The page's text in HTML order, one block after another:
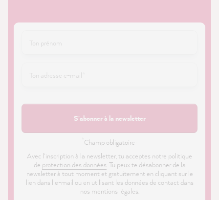
S'abonner à la newsletter
Champ obligatoire ·
Avec l'inscription à la newsletter, tu acceptes notre politique
de protection des données. Tu peux te désabonner de la
newsletter à tout moment et gratuitement en cliquant sur le
lien dans l'e-mail ou en utilisant les données de contact dans
nos mentions légales.